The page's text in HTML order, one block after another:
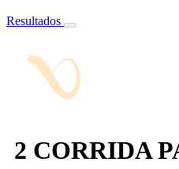
Resultados
2 CORRIDA